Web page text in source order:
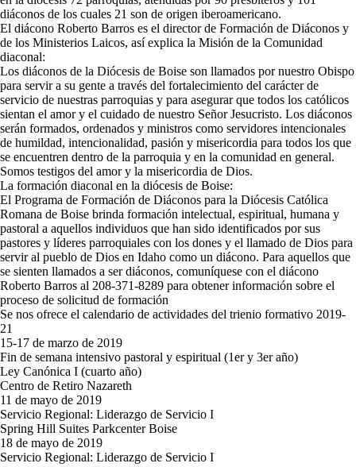
diáconos de los cuales 21 son de origen iberoamericano.
El diácono Roberto Barros es el director de Formación de Diáconos y
de los Ministerios Laicos, así explica la Misión de la Comunidad
diaconal:
Los diáconos de la Diócesis de Boise son llamados por nuestro Obispo
para servir a su gente a través del fortalecimiento del carácter de
servicio de nuestras parroquias y para asegurar que todos los católicos
sientan el amor y el cuidado de nuestro Señor Jesucristo. Los diáconos
serán formados, ordenados y ministros como servidores intencionales
de humildad, intencionalidad, pasión y misericordia para todos los que
se encuentren dentro de la parroquia y en la comunidad en general.
Somos testigos del amor y la misericordia de Dios.
La formación diaconal en la diócesis de Boise:
El Programa de Formación de Diáconos para la Diócesis Católica
Romana de Boise brinda formación intelectual, espiritual, humana y
pastoral a aquellos individuos que han sido identificados por sus
pastores y líderes parroquiales con los dones y el llamado de Dios para
servir al pueblo de Dios en Idaho como un diácono. Para aquellos que
se sienten llamados a ser diáconos, comuníquese con el diácono
Roberto Barros al 208-371-8289 para obtener información sobre el
proceso de solicitud de formación
Se nos ofrece el calendario de actividades del trienio formativo 2019-
21
15-17 de marzo de 2019
Fin de semana intensivo pastoral y espiritual (1er y 3er año)
Ley Canónica I (cuarto año)
Centro de Retiro Nazareth
11 de mayo de 2019
Servicio Regional: Liderazgo de Servicio I
Spring Hill Suites Parkcenter Boise
18 de mayo de 2019
Servicio Regional: Liderazgo de Servicio I